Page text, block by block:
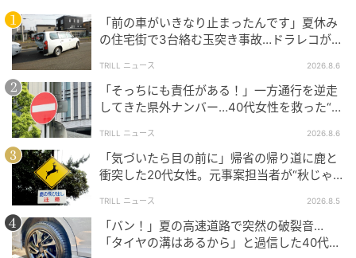
と心配になる方もいらっしゃるでしょう。
しかしJAFによれば、最近の車に装着されているエアコ
ンフィルターは花粉をある程度除去できる機能を持っ
ていることが多く、実際のテスト結果でも「外気導入
で走行しても、車内に入り込んだ花粉はわずかな量し
か確認できなかった」と報告されています。つまり、
外気導入にしたからといって、外の花粉がそのまま車
内に吹き込んでくるわけではないのです。
また、車内に入り込む花粉の経路は空調だけではあり
ません。乗り降りの際にドアを開け閉めしたり、衣服
「前の車がいきなり止まったんです」夏休み
の住宅街で3台絡む玉突き事故…ドラレコが捉
TRILL ニュース 2026.8.6
「そっちにも責任がある！」一方通行を逆走
してきた県外ナンバー…40代女性を救った“車
TRILL ニュース 2026.8.6
「気づいたら目の前に」帰省の帰り道に鹿と
衝突した20代女性。元事案担当者が“秋じゃ
TRILL ニュース 2026.8.5
「バン！」夏の高速道路で突然の破裂音…
「タイヤの溝はあるから」と過信した40代男